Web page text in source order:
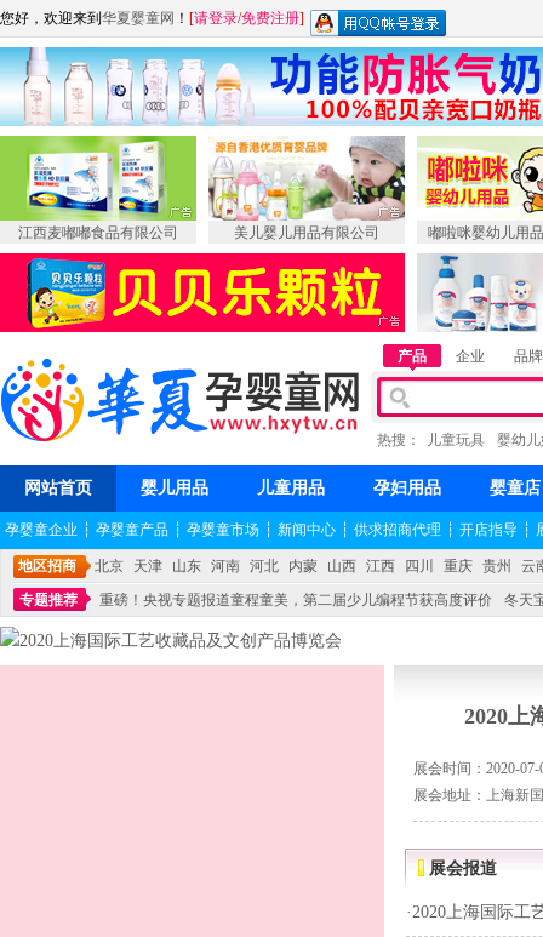
您好，欢迎来到 华夏婴童网 ！ [请登录/免费注册]
江西麦嘟嘟食品有限公司 美儿婴儿用品有限公司 嘟啦咪婴幼儿用
产品 企业 品牌
热搜： 儿童玩具 婴幼
网站首页 婴儿用品 儿童用品 孕妇用品 婴童店
孕婴童企业 ┆ 孕婴童产品 ┆ 孕婴童市场 ┆ 新闻中心 ┆ 供求招商代理 ┆ 开店指导 ┆
地区招商 北京 天津 山东 河南 河北 内蒙 山西 江西 四川 重庆 贵州
云
专题推荐
重磅！央视专题报道童程童美，第二届少儿编程节获高度评价
冬天
不能再单纯地销售产品,而要向增强服务转型,毕竟母婴产品比较特殊。”
2020上
展会时间：2020-07-
展会地址：上海新
展会报道
·2020上海国际工